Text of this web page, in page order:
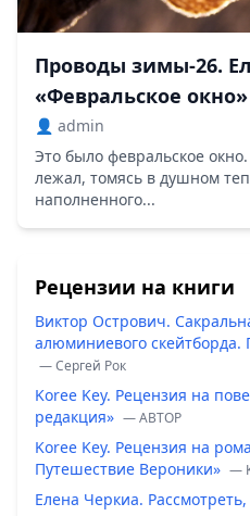
Проводы зимы-26.
«Февральское окно»
👤 admin
Это было февральское
лежал, томясь в душном
наполненного...
Рецензии на книги
Виктор Острович.
алюминиевого скейтборда.
— Сергей Рок
Koree Key. Рецензия на
редакция» — ABTOP
Koree Key. Рецензия на
Путешествие Вероники» —
Елена Черкиа.